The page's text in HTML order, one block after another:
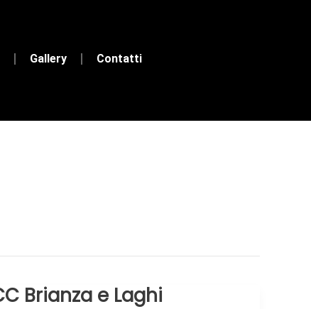
Gallery Contatti
Brianza e Laghi